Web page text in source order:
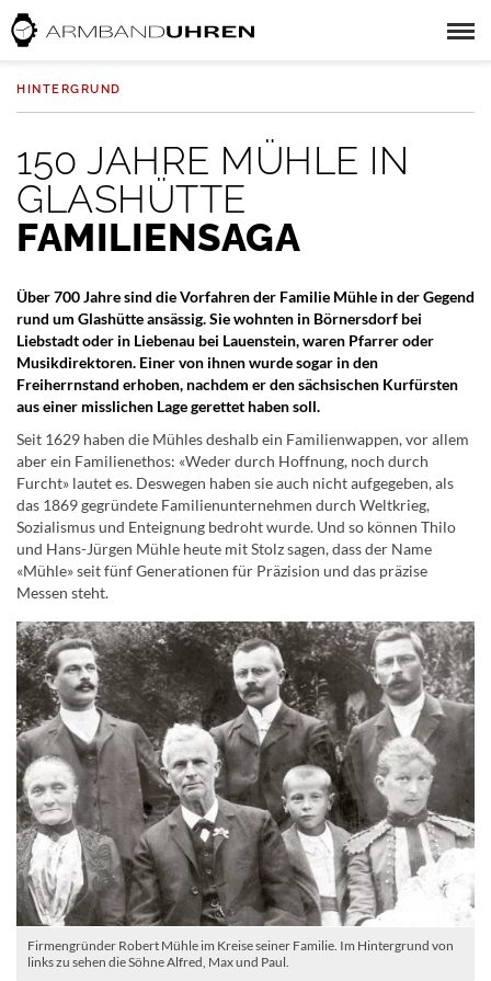
HINTERGRUND
150 JAHRE MÜHLE IN
GLASHÜTTE
FAMILIENSAGA
Über 700 Jahre sind die Vorfahren der Familie Mühle in der Gegend
rund um Glashütte ansässig. Sie wohnten in Börnersdorf bei
Liebstadt oder in Liebenau bei Lauenstein, waren Pfarrer oder
Musikdirektoren. Einer von ihnen wurde sogar in den
Freiherrnstand erhoben, nachdem er den sächsischen Kurfürsten
aus einer misslichen Lage gerettet haben soll.
Seit 1629 haben die Mühles deshalb ein Familienwappen, vor allem
aber ein Familienethos: «Weder durch Hoffnung, noch durch
Furcht» lautet es. Deswegen haben sie auch nicht aufgegeben, als
das 1869 gegründete Familienunternehmen durch Weltkrieg,
Sozialismus und Enteignung bedroht wurde. Und so können Thilo
und Hans-Jürgen Mühle heute mit Stolz sagen, dass der Name
«Mühle» seit fünf Generationen für Präzision und das präzise
Messen steht.
Firmengründer Robert Mühle im Kreise seiner Familie. Im Hintergrund von
links zu sehen die Söhne Alfred, Max und Paul.